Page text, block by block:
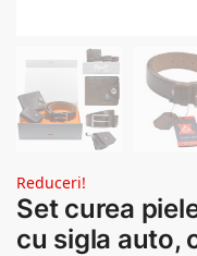
Reduceri!
Set curea
cu sigla auto,